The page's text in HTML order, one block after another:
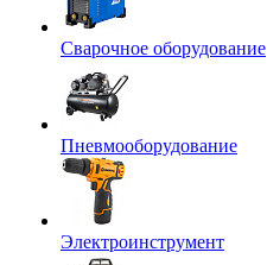
Сварочное оборудование
Пневмооборудование
Электроинструмент